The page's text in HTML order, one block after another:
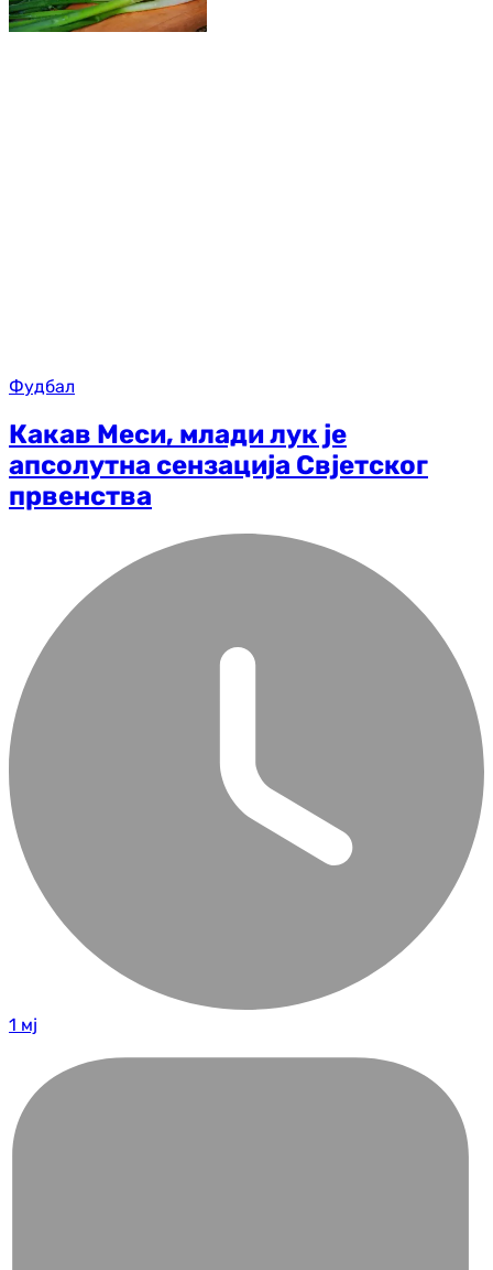
Фудбал
Какав Меси, млади лук је
апсолутна сензација Свјетског
првенства
1 мј